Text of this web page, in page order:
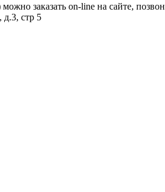
заказать on-line на сайте,
д.3, стр 5